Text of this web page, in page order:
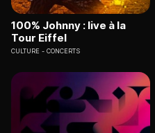
100% Johnny : live à la
Tour Eiffel
CULTURE CONCERTS